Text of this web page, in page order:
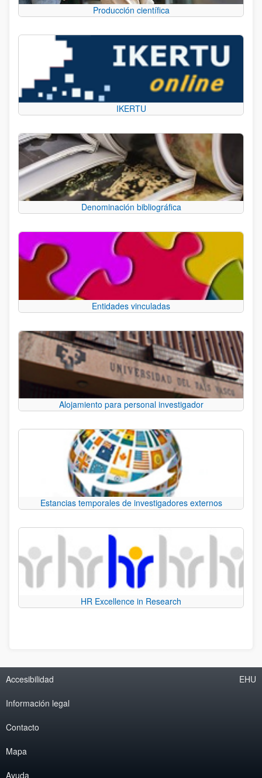
Producción científica
IKERTU
Denominación bibliográfica
Entidades vinculadas
Alojamiento para personal investigador
Estancias temporales de investigadores externos
HR Excellence in Research
Accesibilidad
Información legal
Contacto
Mapa
Ayuda
EHU